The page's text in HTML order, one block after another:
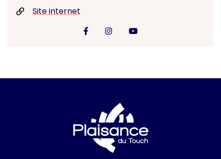
Site internet
Visiter la page Facebook
Visiter la page Instagram
Visiter la page